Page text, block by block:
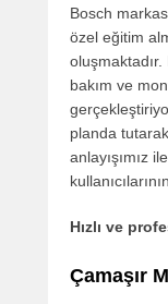
Bosch
özel eğitim
bakım ve
planda
anlayışımız
Hızlı ve
Çamaşır